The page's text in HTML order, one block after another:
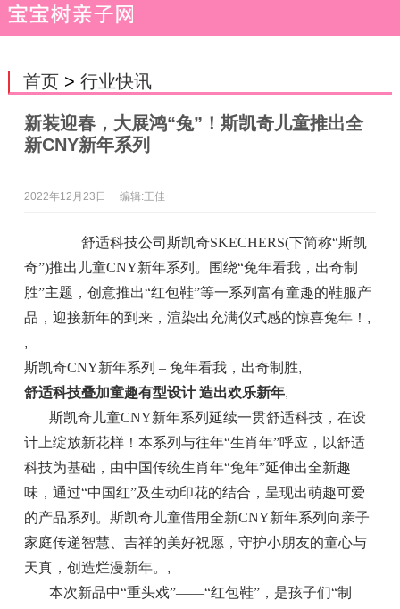
首页> 行业快讯
新装迎春，大展鸿“兔”！斯凯奇儿童推出全
新CNY新年系列
2022年12月23日 编辑:王佳
舒适科技公司斯凯奇SKECHERS(下简称“斯凯
奇”)推出儿童CNY新年系列。围绕“兔年看我，出奇制
胜”主题，创意推出“红包鞋”等一系列富有童趣的鞋服产
品，迎接新年的到来，渲染出充满仪式感的惊喜兔年！ ,
,
斯凯奇CNY新年系列 – 兔年看我，出奇制胜,
舒适科技叠加童趣有型设计 造出欢乐新年,
斯凯奇儿童CNY新年系列延续一贯舒适科技，在设
计上绽放新花样！本系列与往年“生肖年”呼应，以舒适
科技为基础，由中国传统生肖年“兔年”延伸出全新趣
味，通过“中国红”及生动印花的结合，呈现出萌趣可爱
的产品系列。斯凯奇儿童借用全新CNY新年系列向亲子
家庭传递智慧、吉祥的美好祝愿，守护小朋友的童心与
天真，创造烂漫新年。 ,
本次新品中“重头戏”——“红包鞋”，是孩子们“制